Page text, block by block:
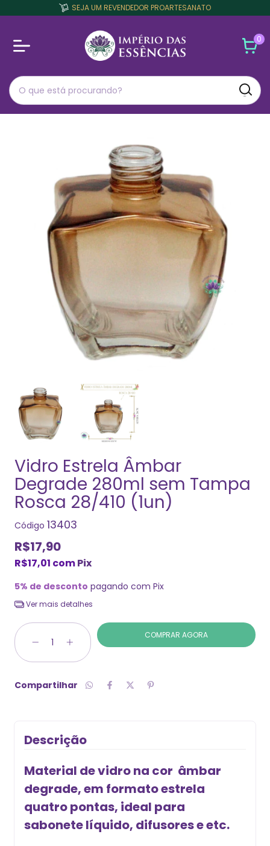
SEJA UM REVENDEDOR PROARTESANATO
0
Vidro Estrela Âmbar
Degrade 280ml sem Tampa
Rosca 28/410 (1un)
Código 13403
R$17,90
R$17,01 comPix
5% de desconto pagando com Pix
Ver mais detalhes
Compartilhar
Descrição
Material de vidro na cor âmbar
degrade, em formato estrela
quatro pontas, ideal para
sabonete líquido, difusores e etc.